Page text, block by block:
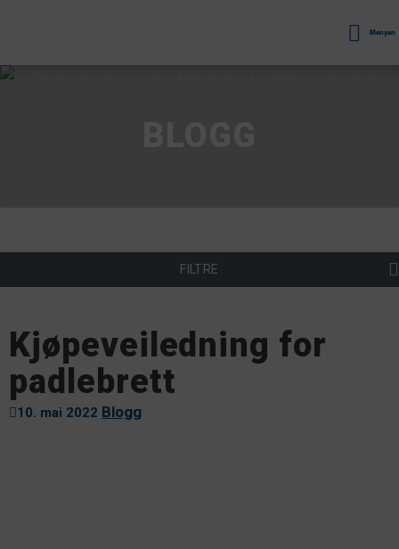
Menyen
FILTRE
Kjøpeveiledning for
padlebrett
10. mai 2022 Blogg